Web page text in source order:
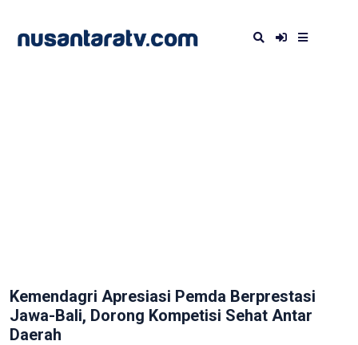
Kemendagri Apresiasi Pemda Berprestasi
Jawa-Bali, Dorong Kompetisi Sehat Antar
Daerah